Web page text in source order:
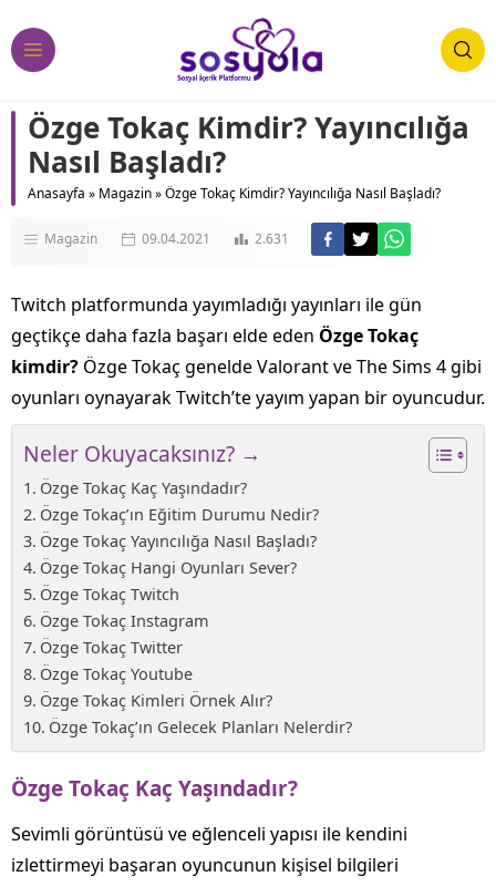
Özge Tokaç Kimdir? Yayıncılığa
Nasıl Başladı?
Anasayfa » Magazin»Özge Tokaç Kimdir? Yayıncılığa Nasıl Başladı?
Magazin 09.04.2021 2.631
Twitch platformunda yayımladığı yayınları ile gün
geçtikçe daha fazla başarı elde eden Özge Tokaç
kimdir? Özge Tokaç genelde Valorant ve The Sims 4 gibi
oyunları oynayarak Twitch’te yayım yapan bir oyuncudur.
Neler Okuyacaksınız? →
Özge Tokaç Kaç Yaşındadır?
Özge Tokaç’ın Eğitim Durumu Nedir?
Özge Tokaç Yayıncılığa Nasıl Başladı?
Özge Tokaç Hangi Oyunları Sever?
Özge Tokaç Twitch
Özge Tokaç Instagram
Özge Tokaç Twitter
Özge Tokaç Youtube
Özge Tokaç Kimleri Örnek Alır?
Özge Tokaç’ın Gelecek Planları Nelerdir?
Özge Tokaç Kaç Yaşındadır?
Sevimli görüntüsü ve eğlenceli yapısı ile kendini
izlettirmeyi başaran oyuncunun kişisel bilgileri